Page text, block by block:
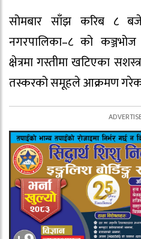
सोमबार साँझ करिब ८
नगरपालिका–८ को
क्षेत्रमा गस्तीमा खटिएका
तस्करको समूहले आक्रमण